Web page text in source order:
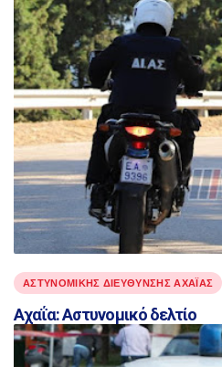
ΑΣΤΥΝΟΜΙΚΉΣ ΔΙΕΎΘΥΝΣΗΣ ΑΧΑΪ́ΑΣ
Αχαΐα: Αστυνομικό δελτίο